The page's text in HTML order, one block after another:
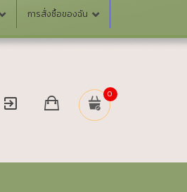
การสั่งซื้อของฉัน
0